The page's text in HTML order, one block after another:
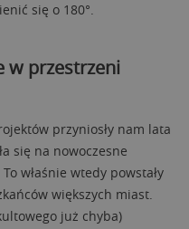
się o 180°.
w przestrzeni
przyniosły nam lata
się na nowoczesne
właśnie wtedy powstały
większych miast.
już chyba)